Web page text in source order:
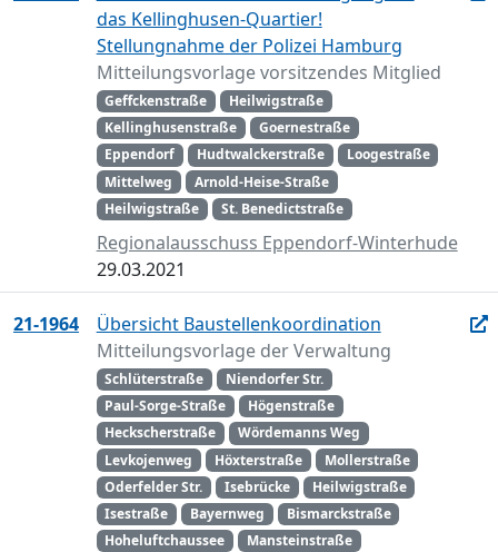
das Kellinghusen-Quartier!
Stellungnahme der Polizei Hamburg
Mitteilungsvorlage vorsitzendes Mitglied
Geffckenstraße
Heilwigstraße
Kellinghusenstraße
Goernestraße
Eppendorf
Hudtwalckerstraße
Loogestraße
Mittelweg
Arnold-Heise-Straße
Heilwigstraße
St. Benedictstraße
Regionalausschuss Eppendorf-Winterhude
29.03.2021
21-1964
Übersicht Baustellenkoordination
Mitteilungsvorlage der Verwaltung
Schlüterstraße
Niendorfer Str.
Paul-Sorge-Straße
Högenstraße
Heckscherstraße
Wördemanns Weg
Levkojenweg
Höxterstraße
Mollerstraße
Oderfelder Str.
Isebrücke
Heilwigstraße
Isestraße
Bayernweg
Bismarckstraße
Hoheluftchaussee
Mansteinstraße